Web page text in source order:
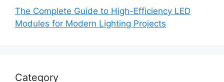
The Complete Guide to High-Efficiency LED
Modules for Modern Lighting Projects
Category